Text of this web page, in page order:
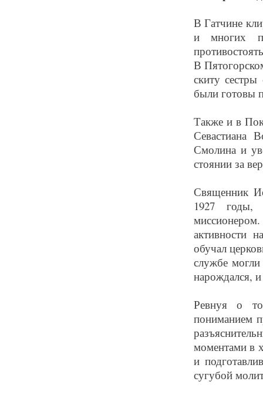
В Гатчине
и многих
В
скиту
были готовы
Также и в
Севастиана
Смолина и
стоянии за
Священник
1927 годы,
активности
обучал
службе
нарождался,
Ревнуя о
пониманием
моментами в
и
сугубой